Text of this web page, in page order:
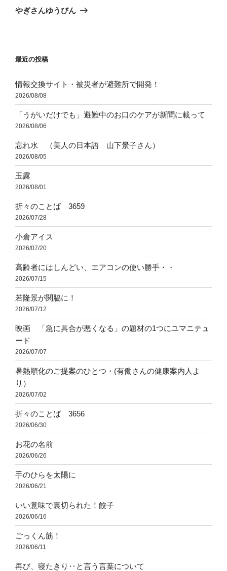
ゲ
ン
の
やぎさんゆうびん
最近の投稿
情報交換サイト・被災者が避難所で開発！
2026/08/08
「うがいだけでも」避難中のお口のケアが新聞に載って
2026/08/06
忘れ水 （美人の日本語 山下景子さん）
2026/08/05
玉露
2026/08/01
折々のことば 3659
2026/07/28
小倉アイス
2026/07/20
高齢者にはしんどい、エアコンの使い勝手・・
2026/07/15
若隆景が関脇に！
2026/07/12
映画 「急に具合が悪くなる」の題材の1つにユマニテュ
ード
2026/07/07
暑熱順化のご提案のひとつ・(有働さんの健康案内人よ
り）
2026/07/02
折々のことば 3656
2026/06/30
お花の名前
2026/06/26
手のひらを太陽に
2026/06/21
いい意味で裏切られた！餃子
2026/06/16
ごっくん筋！
2026/06/11
再び、寝たきり‥と言う言葉について